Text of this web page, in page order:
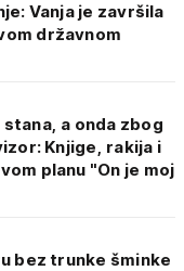
Vanja je završila
državnom
a onda zbog
Knjige, rakija i
planu "On je moj
bez trunke šminke